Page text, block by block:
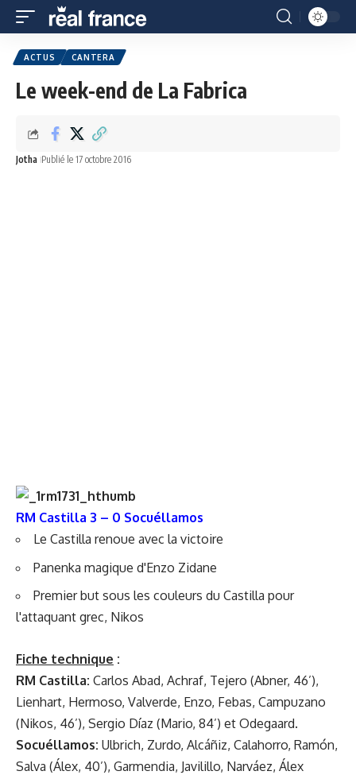
ACTUS CANTERA
Le week-end de La Fabrica
Jotha Publié le 17 octobre 2016
RM Castilla 3 – 0 Socuéllamos
Le Castilla renoue avec la victoire
Panenka magique d'Enzo Zidane
Premier but sous les couleurs du Castilla pour
l'attaquant grec, Nikos
Fiche technique :
RM Castilla: Carlos Abad, Achraf, Tejero (Abner, 46’),
Lienhart, Hermoso, Valverde, Enzo, Febas, Campuzano
(Nikos, 46’), Sergio Díaz (Mario, 84’) et Odegaard.
Socuéllamos: Ulbrich, Zurdo, Alcáñiz, Calahorro, Ramón,
Salva (Álex, 40’), Garmendia, Javilillo, Narváez, Álex